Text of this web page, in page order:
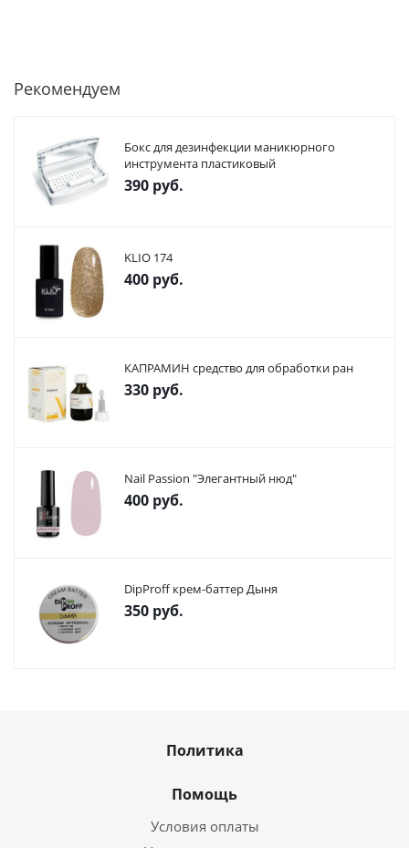
Рекомендуем
Бокс для дезинфекции маникюрного
инструмента пластиковый
390 руб.
KLIO 174
400 руб.
КАПРАМИН средство для обработки ран
330 руб.
Nail Passion "Элегантный нюд"
400 руб.
DipProff крем-баттер Дыня
350 руб.
Политика
Помощь
Условия оплаты